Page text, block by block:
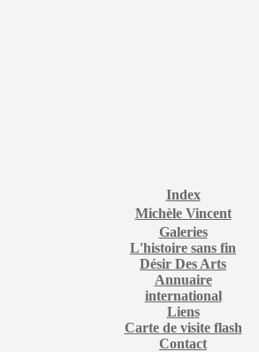
Index
Michèle Vincent
Galeries
L'histoire sans fin
Désir Des Arts
Annuaire
international
Liens
Carte de visite flash
Contact